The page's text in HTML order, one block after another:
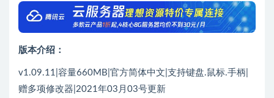
版本介绍：
v1.09.11|容量660MB|官方简体中文|支持键盘.鼠标.手柄|
赠多项修改器|2021年03月03号更新